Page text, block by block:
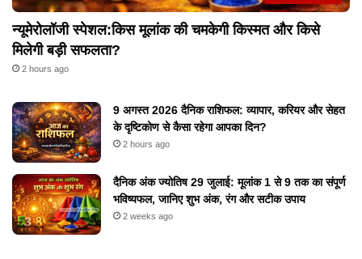
न्यूमेरोलॉजी स्पेशल:किस मूलांक की चमकेगी किस्मत और किसे
मिलेगी बड़ी सफलता?
2 hours ago
9 अगस्त 2026 दैनिक राशिफल: व्यापार, करियर और सेहत
के दृष्टिकोण से कैसा रहेगा आपका दिन?
2 hours ago
दैनिक अंक ज्योतिष 29 जुलाई: मूलांक 1 से 9 तक का संपूर्ण
भविष्यफल, जानिए शुभ अंक, रंग और सटीक उपाय
2 weeks ago